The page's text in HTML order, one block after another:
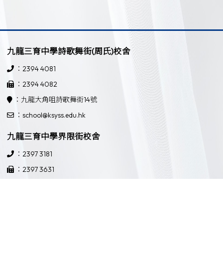
九龍三育中學詩歌舞街(周氏)校舍
：2394 4081
：2394 4082
：九龍大角咀詩歌舞街14號
：school@ksyss.edu.hk
九龍三育中學界限街校舍
：2397 3181
：2397 3631